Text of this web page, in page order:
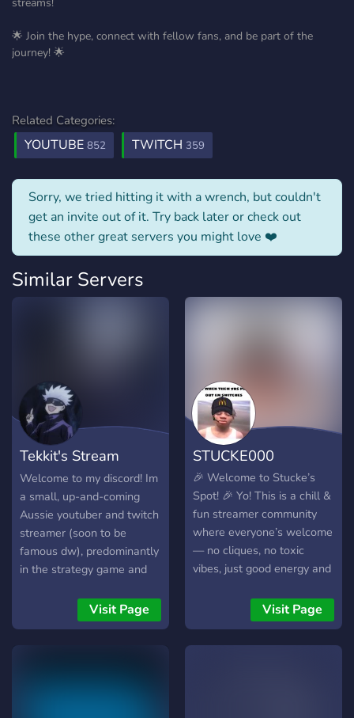
🌟 Join the hype, connect with fellow fans, and be part of the
journey! 🌟
Related Categories:
YOUTUBE 852 TWITCH 359
Sorry, we tried hitting it with a wrench, but couldn't
get an invite out of it. Try back later or check out
these other great servers you might love ❤️
Similar Servers
Tekkit's Stream
Discord
Welcome to my discord! Im
a small, up-and-coming
Aussie youtuber and twitch
streamer (soon to be
famous dw), predominantly
in the strategy game and
love to support other small
content creators! We also
Visit Page
STUCKE000
🎉 Welcome to Stucke’s
Spot! 🎉 Yo! This is a chill &
fun streamer community
where everyone’s welcome
— no cliques, no toxic
vibes, just good energy and
streamer who does public
pranks, desktop, and IRL
streams (nah, I’m not a Kai
Visit Page